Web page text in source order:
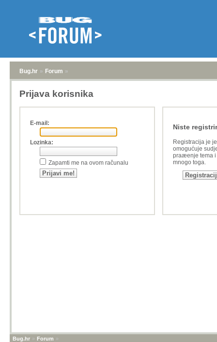
Bug.hr » Forum »
Prijava korisnika
E-mail:
Lozinka:
Zapamti me na ovom računalu
Niste
Registracija je
omogućuje
praæenje tema i
mnogo toga.
Bug.hr » Forum »